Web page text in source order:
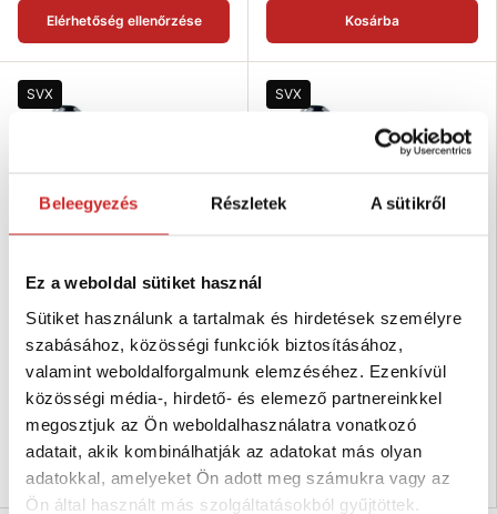
Beleegyezés Részletek A sütikről
Ez a weboldal sütiket használ
Sütiket használunk a tartalmak és hirdetések személyre
szabásához, közösségi funkciók biztosításához,
valamint weboldalforgalmunk elemzéséhez. Ezenkívül
közösségi média-, hirdető- és elemező partnereinkkel
megosztjuk az Ön weboldalhasználatra vonatkozó
adatait, akik kombinálhatják az adatokat más olyan
adatokkal, amelyeket Ön adott meg számukra vagy az
Ön által használt más szolgáltatásokból gyűjtöttek.
Elérhetőség ellenőrzése Kosárba
SVX
SVX Pótalkatrész önzáró
kampóhoz 8mm
987 Ft
Méret (mm): None
Raktáron 55 db
SVX
SVX Pótalkatrész önzáró
kampóhoz 6mm
853 Ft
Méret (mm): 6 mm
Raktáron 80 db